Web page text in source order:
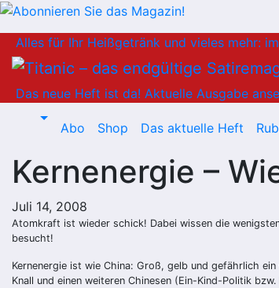
Inhalt
springen
Alles für Ihr Heißgetränk und vieles mehr:
Das neue Heft ist da! Aktuelle Ausgabe
Abo Shop Das aktuelle Heft
Kernenergie –
Juli 14, 2008
Atomkraft ist wieder schick! Dabei wissen die
besucht!
Kernenergie ist wie China: Groß, gelb und gefährlich
Knall und einen weiteren Chinesen (Ein-Kind-Politik